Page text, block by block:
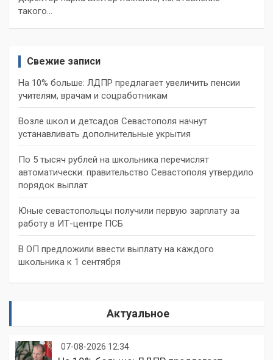
такого…
Свежие записи
На 10% больше: ЛДПР предлагает увеличить пенсии
учителям, врачам и соцработникам
Возле школ и детсадов Севастополя начнут
устанавливать дополнительные укрытия
По 5 тысяч рублей на школьника перечислят
автоматически: правительство Севастополя утвердило
порядок выплат
Юные севастопольцы получили первую зарплату за
работу в ИТ-центре ПСБ
В ОП предложили ввести выплату на каждого
школьника к 1 сентября
Актуальное
07-08-2026 12:34